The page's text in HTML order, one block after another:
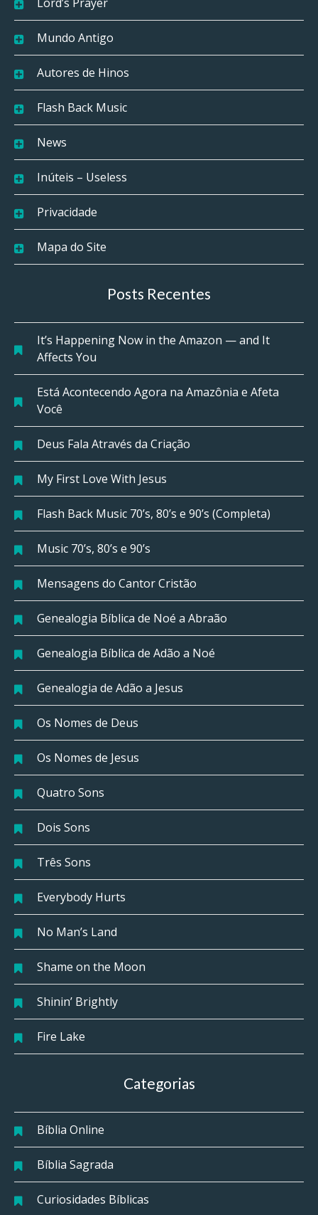
Mundo Antigo
Autores de Hinos
Flash Back Music
News
Inúteis – Useless
Privacidade
Mapa do Site
Posts Recentes
It’s Happening Now in the Amazon — and It
Affects You
Está Acontecendo Agora na Amazônia e Afeta
Você
Deus Fala Através da Criação
My First Love With Jesus
Flash Back Music 70’s, 80’s e 90’s (Completa)
Music 70’s, 80’s e 90’s
Mensagens do Cantor Cristão
Genealogia Bíblica de Noé a Abraão
Genealogia Bíblica de Adão a Noé
Genealogia de Adão a Jesus
Os Nomes de Deus
Os Nomes de Jesus
Quatro Sons
Dois Sons
Três Sons
Everybody Hurts
No Man’s Land
Shame on the Moon
Shinin’ Brightly
Fire Lake
Categorias
Bíblia Online
Bíblia Sagrada
Curiosidades Bíblicas